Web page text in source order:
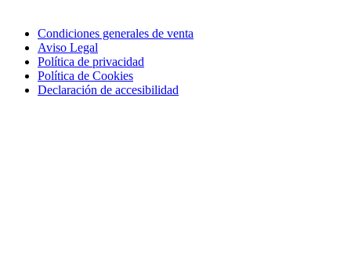
Condiciones generales de venta
Aviso Legal
Política de privacidad
Política de Cookies
Declaración de accesibilidad